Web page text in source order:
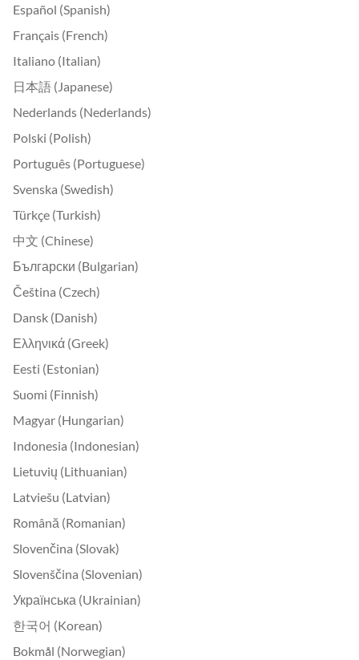
Español (Spanish)
Français (French)
Italiano (Italian)
日本語 (Japanese)
Nederlands (Nederlands)
Polski (Polish)
Português (Portuguese)
Svenska (Swedish)
Türkçe (Turkish)
中文 (Chinese)
Български (Bulgarian)
Čeština (Czech)
Dansk (Danish)
Ελληνικά (Greek)
Eesti (Estonian)
Suomi (Finnish)
Magyar (Hungarian)
Indonesia (Indonesian)
Lietuvių (Lithuanian)
Latviešu (Latvian)
Română (Romanian)
Slovenčina (Slovak)
Slovenščina (Slovenian)
Українська (Ukrainian)
한국어 (Korean)
Bokmål (Norwegian)